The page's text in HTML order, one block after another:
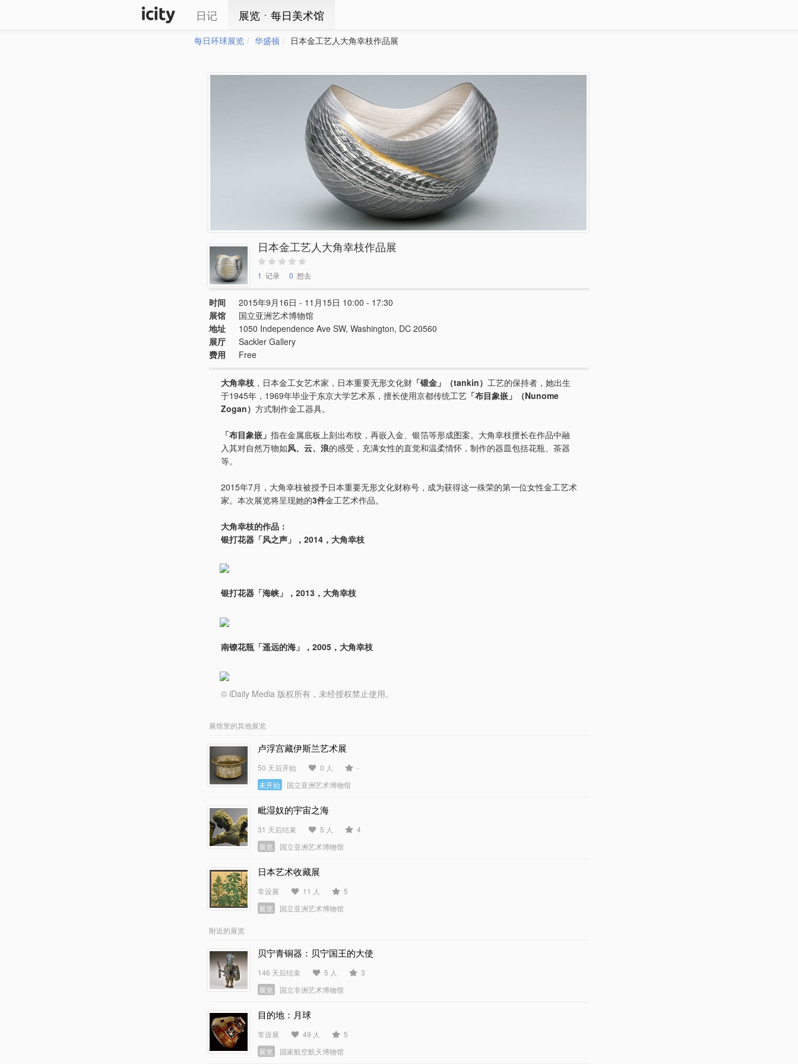
日记 展览ㆍ每日美术馆
每日环球展览 华盛顿 日本金工艺人大角幸枝作品展
日本金工艺人大角幸枝作品展
1 记录 0 想去
时间
2015年9月16日 - 11月15日 10:00 - 17:30
展馆
国立亚洲艺术博物馆
地址
1050 Independence Ave SW, Washington, DC 20560
展厅
Sackler Gallery
费用
Free
大角幸枝 ，日本金工女艺术家，日本重要无形文化财 「锻金」（tankin） 工艺的保持者，她出生
于1945年，1969年毕业于东京大学艺术系，擅长使用京都传统工艺 「布目象嵌」（Nunome
Zogan） 方式制作金工器具。
「布目象嵌」 指在金属底板上刻出布纹，再嵌入金、银箔等形成图案。大角幸枝擅长在作品中融
入其对自然万物如风、云、浪的感受，充满女性的直觉和温柔情怀，制作的器皿包括花瓶、茶器
等。
2015年7月，大角幸枝被授予日本重要无形文化财称号，成为获得这一殊荣的第一位女性金工艺术
家。本次展览将呈现她的3件金工艺术作品。
大角幸枝的作品：
银打花器「风之声」，2014，大角幸枝
银打花器「海峡」，2013，大角幸枝
南镣花瓶「遥远的海」，2005，大角幸枝
© iDaily Media 版权所有，未经授权禁止使用。
展馆里的其他展览
卢浮宫藏伊斯兰艺术展
50 天后开始 0 人
-
未开始
国立亚洲艺术博物馆
毗湿奴的宇宙之海
31 天后结束 5 人
4
展览
国立亚洲艺术博物馆
日本艺术收藏展
常设展 11 人
5
展览
国立亚洲艺术博物馆
附近的展览
贝宁青铜器：贝宁国王的大使
146 天后结束 5 人
3
展览
国立非洲艺术博物馆
目的地：月球
常设展 49 人
5
展览
国家航空航天博物馆